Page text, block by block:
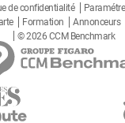
de confidentialité
Formation Annonceurs
© 2026 CCM Benchmark